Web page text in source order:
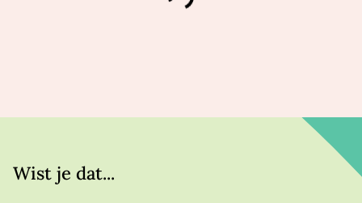
Wist je dat...